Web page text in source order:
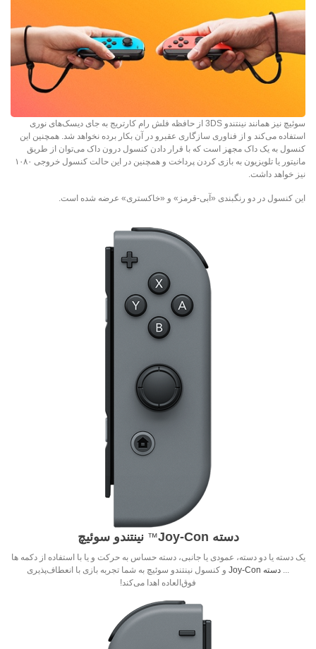
سوئیچ نیز همانند نینتندو 3DS از حافظه فلش رام کارتریج به جای دیسک‌های نوری
استفاده می‌کند و از فناوری سازگاری عقبرو در آن بکار برده نخواهد شد. همچنین این
کنسول به یک داک مجهز است که با قرار دادن کنسول درون داک می‌توان از طریق
مانیتور یا تلویزیون به بازی کردن پرداخت و همچنین در این حالت کنسول خروجی ۱۰۸۰
نیز خواهد داشت.
این کنسول در دو رنگبندی «آبی-قرمز» و «خاکستری» عرضه شده است.
دسته Joy‑Con ™ نینتندو سوئیچ
یک دسته یا دو دسته، عمودی یا جانبی، دسته حساس به حرکت و یا با استفاده از دکمه ها
... دسته Joy-Con
و کنسول نینتندو سوئیچ به شما تجربه بازی با انعطاف‌پذیری
فوق‌العاده اهدا می‌کند!